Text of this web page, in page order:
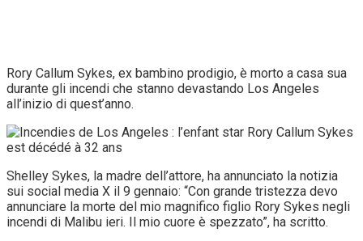
Rory Callum Sykes, ex bambino prodigio, è morto a casa sua
durante gli incendi che stanno devastando Los Angeles
all’inizio di quest’anno.
Shelley Sykes, la madre dell’attore, ha annunciato la notizia
sui social media X il 9 gennaio: “Con grande tristezza devo
annunciare la morte del mio magnifico figlio Rory Sykes negli
incendi di Malibu ieri. Il mio cuore è spezzato”, ha scritto.